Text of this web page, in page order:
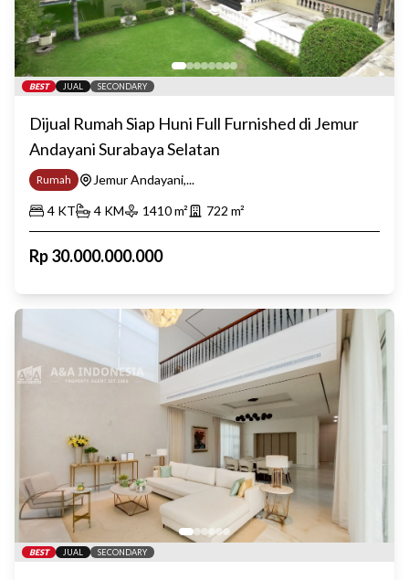
BEST JUAL SECONDARY
Dijual Rumah Siap Huni Full Furnished di Jemur
Andayani Surabaya Selatan
Rumah
Jemur Andayani,...
4 KT 4 KM 1410m² 722 m²
Rp30.000.000.000
BEST JUAL SECONDARY